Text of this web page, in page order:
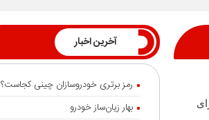
آخرین اخبار
رمز برتری خودروسازان چینی کجاست؟
بهار زیان‌ساز خودرو